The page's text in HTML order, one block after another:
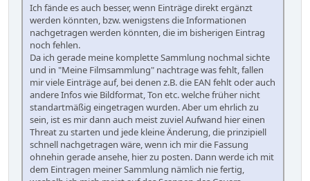
Ich fände es auch besser, wenn Einträge direkt ergänzt
werden könnten, bzw. wenigstens die Informationen
nachgetragen werden könnten, die im bisherigen Eintrag
noch fehlen.
Da ich gerade meine komplette Sammlung nochmal sichte
und in "Meine Filmsammlung" nachtrage was fehlt, fallen
mir viele Einträge auf, bei denen z.B. die EAN fehlt oder auch
andere Infos wie Bildformat, Ton etc. welche früher nicht
standartmäßig eingetragen wurden. Aber um ehrlich zu
sein, ist es mir dann auch meist zuviel Aufwand hier einen
Threat zu starten und jede kleine Änderung, die prinzipiell
schnell nachgetragen wäre, wenn ich mir die Fassung
ohnehin gerade ansehe, hier zu posten. Dann werde ich mit
dem Eintragen meiner Sammlung nämlich nie fertig,